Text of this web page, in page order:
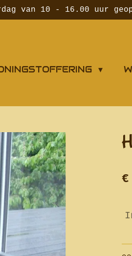
van 10 - 16.00 uur
€